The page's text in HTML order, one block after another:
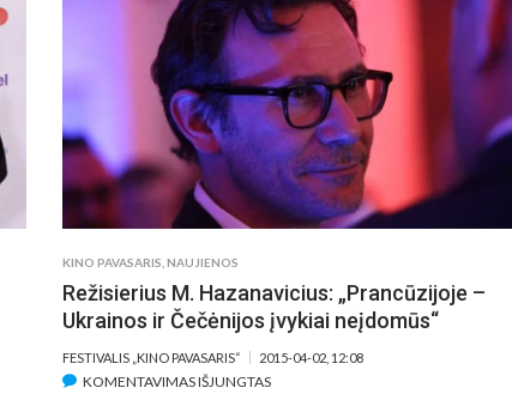
„APIE
EUTANAZIJA
REIKIA
LABAI
DAUG
DISKUTUOTI“
KINO PAVASARIS ,NAUJIENOS
Režisierius M. Hazanavicius: „Prancūzijoje –
Ukrainos ir Čečėnijos įvykiai neįdomūs“
FESTIVALIS „KINO PAVASARIS“ 2015-04-02, 12:08
KOMENTAVIMAS IŠJUNGTASĮRAŠE